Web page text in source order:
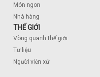
Món ngon
Nhà hàng
THẾ GIỚI
Vòng quanh thế giới
Tư liệu
Người viễn xứ